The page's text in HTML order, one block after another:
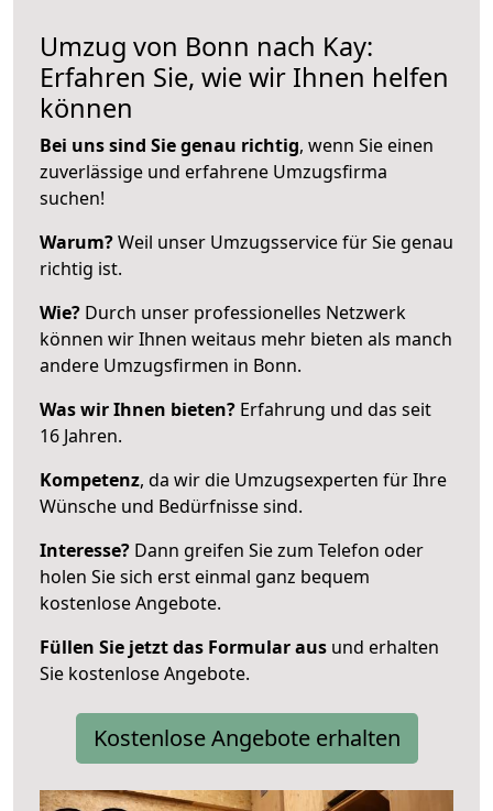
Umzug von Bonn nach Kay:
Erfahren Sie, wie wir Ihnen helfen
können
Bei uns sind Sie genau richtig, wenn Sie einen
zuverlässige und erfahrene Umzugsfirma
suchen!
Warum?Weil unser Umzugsservice für Sie genau
richtig ist.
Wie? Durch unser professionelles Netzwerk
können wir Ihnen weitaus mehr bieten als manch
andere Umzugsfirmen in Bonn.
Was wir Ihnen bieten? Erfahrung und das seit
16 Jahren.
Kompetenz, da wir die Umzugsexperten für Ihre
Wünsche und Bedürfnisse sind.
Interesse? Dann greifen Sie zum Telefon oder
holen Sie sich erst einmal ganz bequem
kostenlose Angebote.
Füllen Sie jetzt das Formular aus und erhalten
Sie kostenlose Angebote.
Kostenlose Angebote erhalten